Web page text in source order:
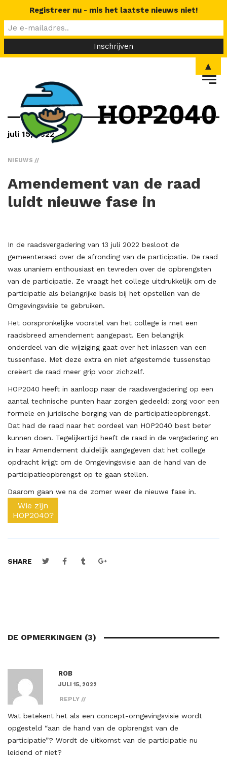
juli 15, 2022
NIEUWS
Amendement van de raad
luidt nieuwe fase in
In de raadsvergadering van 13 juli 2022 besloot de
gemeenteraad over de afronding van de participatie. De raad
was unaniem enthousiast en tevreden over de opbrengsten
van de participatie. Ze vraagt het college uitdrukkelijk om de
participatie als belangrijke basis bij het opstellen van de
Omgevingsvisie te gebruiken.
Het oorspronkelijke voorstel van het college is met een
raadsbreed amendement aangepast. Een belangrijk
onderdeel van die wijziging gaat over het inlassen van een
tussenfase. Met deze extra en niet afgestemde tussenstap
creëert de raad meer grip voor zichzelf.
HOP2040 heeft in aanloop naar de raadsvergadering op een
aantal technische punten haar zorgen gedeeld: zorg voor een
formele en juridische borging van de participatieopbrengst.
Dat had de raad naar het oordeel van HOP2040 best beter
kunnen doen. Tegelijkertijd heeft de raad in de vergadering en
in haar Amendement duidelijk aangegeven dat het college
opdracht krijgt om de Omgevingsvisie aan de hand van de
participatieopbrengst op te gaan stellen.
Daarom gaan we na de zomer weer de nieuwe fase in.
Wie zijn
HOP2040?
SHARE
DE OPMERKINGEN (3)
ROB
JULI 15, 2022
REPLY
Wat betekent het als een concept-omgevingsvisie wordt
opgesteld “aan de hand van de opbrengst van de
participatie”? Wordt de uitkomst van de participatie nu
leidend of niet?
Registreer nu - mis het laatste nieuws niet!
▲